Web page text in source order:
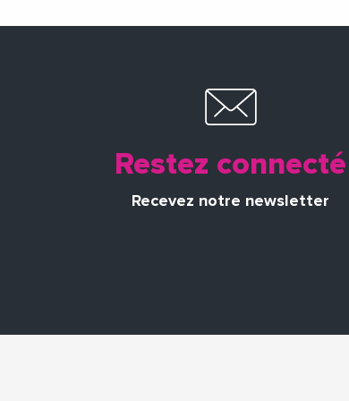
Restez connecté
Recevez notre newsletter